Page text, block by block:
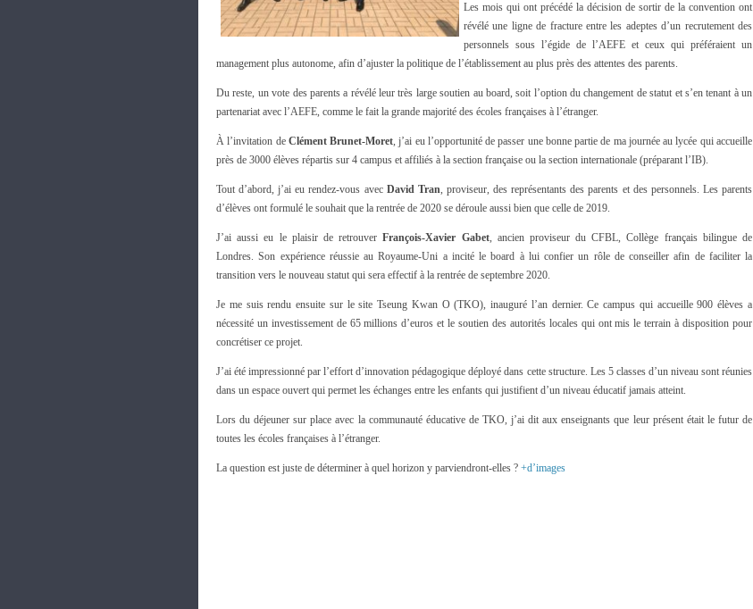
Les mois qui ont précédé la décision de sortir de la convention ont
révélé une ligne de fracture entre les adeptes d’un recrutement des
personnels sous l’égide de l’AEFE et ceux qui préféraient un
management plus autonome, afin d’ajuster la politique de l’établissement au plus près des attentes des parents.
Du reste, un vote des parents a révélé leur très large soutien au board, soit l’option du changement de statut et s’en tenant à un
partenariat avec l’AEFE, comme le fait la grande majorité des écoles françaises à l’étranger.
À l’invitation de Clément Brunet-Moret, j’ai eu l’opportunité de passer une bonne partie de ma journée au lycée qui accueille
près de 3000 élèves répartis sur 4 campus et affiliés à la section française ou la section internationale (préparant l’IB).
Tout d’abord, j’ai eu rendez-vous avec David Tran, proviseur, des représentants des parents et des personnels. Les parents
d’élèves ont formulé le souhait que la rentrée de 2020 se déroule aussi bien que celle de 2019.
J’ai aussi eu le plaisir de retrouverFrançois-Xavier Gabet, ancien proviseur du CFBL, Collège français bilingue de
Londres. Son expérience réussie au Royaume-Uni a incité le board à lui confier un rôle de conseiller afin de faciliter la
transition vers le nouveau statut qui sera effectif à la rentrée de septembre 2020.
Je me suis rendu ensuite sur le site Tseung Kwan O (TKO), inauguré l’an dernier. Ce campus qui accueille 900 élèves a
nécessité un investissement de 65 millions d’euros et le soutien des autorités locales qui ont mis le terrain à disposition pour
concrétiser ce projet.
J’ai été impressionné par l’effort d’innovation pédagogique déployé dans cette structure. Les 5 classes d’un niveau sont réunies
dans un espace ouvert qui permet les échanges entre les enfants qui justifient d’un niveau éducatif jamais atteint.
Lors du déjeuner sur place avec la communauté éducative de TKO, j’ai dit aux enseignants que leur présent était le futur de
toutes les écoles françaises à l’étranger.
La question est juste de déterminer à quel horizon y parviendront-elles ? +d’images